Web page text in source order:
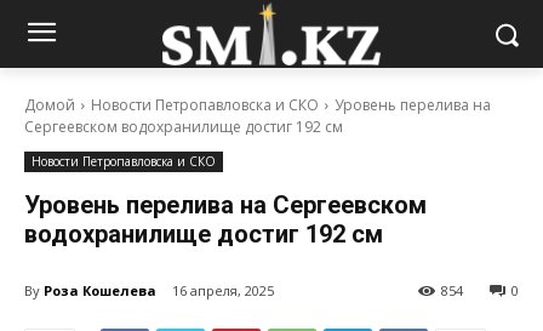
Домой Новости Петропавловска и СКО
Уровень перелива на
Сергеевском водохранилище достиг 192 см
Новости Петропавловска и СКО
Уровень перелива на Сергеевском
водохранилище достиг 192 см
By Роза Кошелева 16 апреля, 2025 0
854